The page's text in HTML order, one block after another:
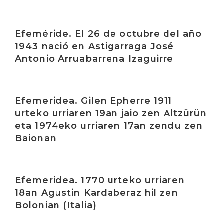
Efeméride. El 26 de octubre del año
1943 nació en Astigarraga José
Antonio Arruabarrena Izaguirre
Efemeridea. Gilen Epherre 1911
urteko urriaren 19an jaio zen Altzürün
eta 1974eko urriaren 17an zendu zen
Baionan
Efemeridea. 1770 urteko urriaren
18an Agustin Kardaberaz hil zen
Bolonian (Italia)